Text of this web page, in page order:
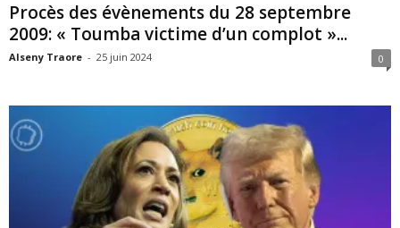
Procès des évènements du 28 septembre
2009: « Toumba victime d’un complot »...
Alseny Traore - 25 juin 2024 0